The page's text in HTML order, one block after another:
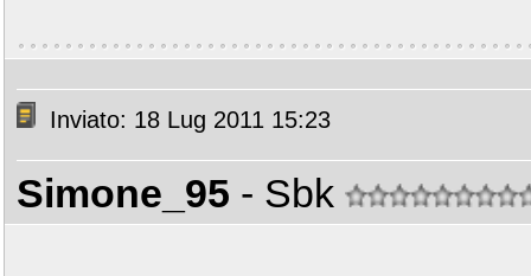
Inviato: 18 Lug 2011 15:23
Simone_95 - Sbk